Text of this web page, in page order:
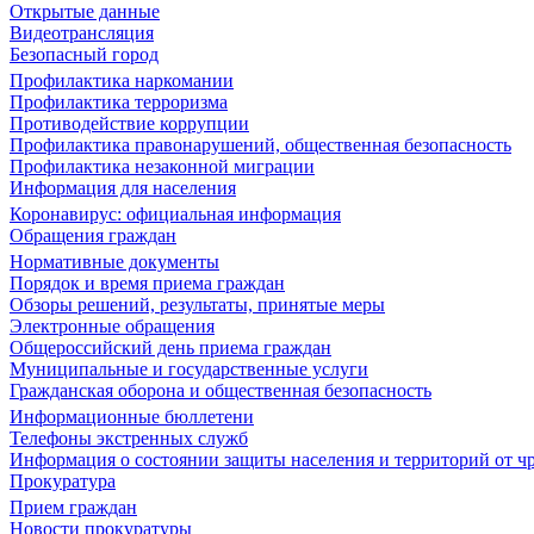
Открытые данные
Видеотрансляция
Безопасный город
Профилактика наркомании
Профилактика терроризма
Противодействие коррупции
Профилактика правонарушений, общественная безопасность
Профилактика незаконной миграции
Информация для населения
Коронавирус: официальная информация
Обращения граждан
Нормативные документы
Порядок и время приема граждан
Обзоры решений, результаты, принятые меры
Электронные обращения
Общероссийский день приема граждан
Муниципальные и государственные услуги
Гражданская оборона и общественная безопасность
Информационные бюллетени
Телефоны экстренных служб
Информация о состоянии защиты населения и территорий от
Прокуратура
Прием граждан
Новости прокуратуры